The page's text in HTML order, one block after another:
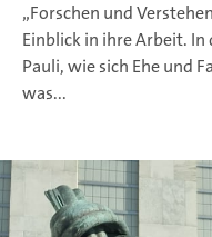
„Forschen und
Einblick in ihre Arbeit. In
Pauli, wie sich Ehe und
was...